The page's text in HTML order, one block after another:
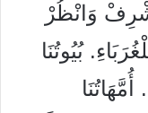
وَانْظُرْ
لِلْغُرَبَاءِ. بُيُوتُنَا
أُمَّهَاتُنَا